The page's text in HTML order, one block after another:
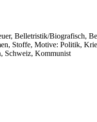
Belletristik/Biografisch,
Stoffe, Motive: Politik,
Schweiz, Kommunist